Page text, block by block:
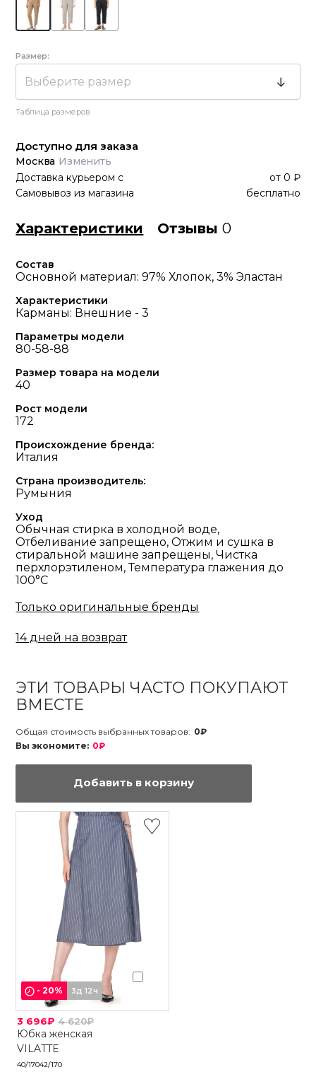
Размер:
Выберите размер
Таблица размеров
Доступно для заказа
Москва Изменить
Доставка курьером с от 0 ₽
Самовывоз из магазина
бесплатно
Характеристики Отзывы0
Состав
Основной материал: 97% Хлопок, 3% Эластан
Характеристики
Карманы: Внешние - 3
Параметры модели
80-58-88
Размер товара на модели
40
Рост модели
172
Происхождение бренда:
Италия
Страна производитель:
Румыния
Уход
Обычная стирка в холодной воде,
Отбеливание запрещено, Отжим и сушка в
стиральной машине запрещены, Чистка
перхлорэтиленом, Температура глажения до
100°С
Только оригинальные бренды
14 дней на возврат
ЭТИ ТОВАРЫ ЧАСТО ПОКУПАЮТ
ВМЕСТЕ
Общая стоимость выбранных товаров: 0₽
Вы экономите: 0₽
Добавить в корзину
-20% 3д 12ч
3 696₽ 4 620₽
Юбка женская
VILATTE
40/17042/170